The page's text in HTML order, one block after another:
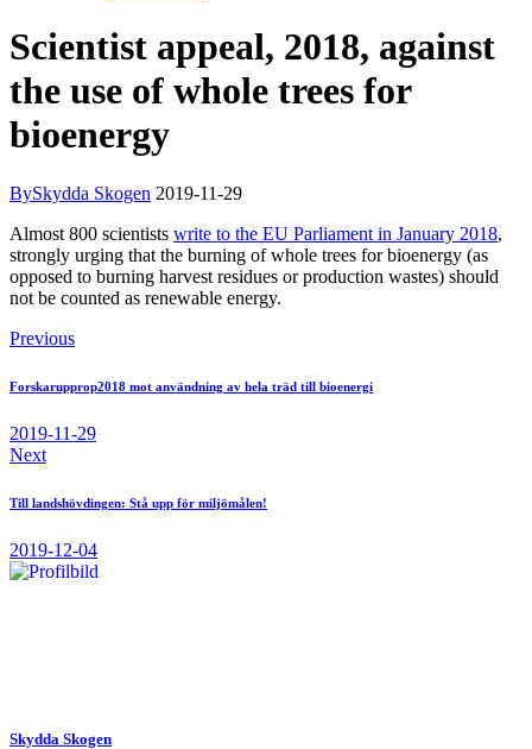
Scientist appeal, 2018, against
the use of whole trees for
bioenergy
BySkydda Skogen 2019-11-29
Almost 800 scientists write to the EU Parliament in January 2018,
strongly urging that the burning of whole trees for bioenergy (as
opposed to burning harvest residues or production wastes) should
not be counted as renewable energy.
Previous
Forskarupprop2018 mot användning av hela träd till bioenergi
2019-11-29
Next
Till landshövdingen: Stå upp för miljömålen!
2019-12-04
Skydda Skogen